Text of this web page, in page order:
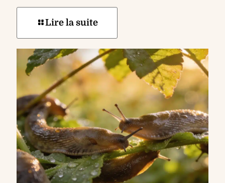
Lire la suite